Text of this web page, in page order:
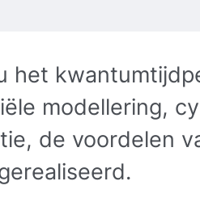
het
modellering,
de voordelen